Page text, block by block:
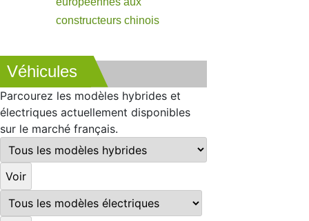
constructeurs chinois
Véhicules
Parcourez les modèles hybrides et
électriques actuellement disponibles
sur le marché français.